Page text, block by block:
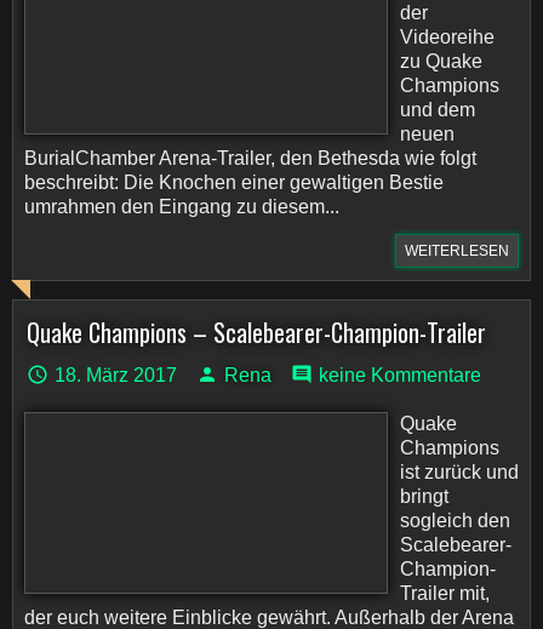
der
Videoreihe
zu Quake
Champions
und dem
neuen
BurialChamber Arena-Trailer, den Bethesda wie folgt
beschreibt: Die Knochen einer gewaltigen Bestie
umrahmen den Eingang zu diesem...
WEITERLESEN
Quake Champions – Scalebearer-Champion-Trailer
18. März 2017 Rena keine Kommentare
Quake
Champions
ist zurück und
bringt
sogleich den
Scalebearer-
Champion-
Trailer mit,
der euch weitere Einblicke gewährt. Außerhalb der Arena